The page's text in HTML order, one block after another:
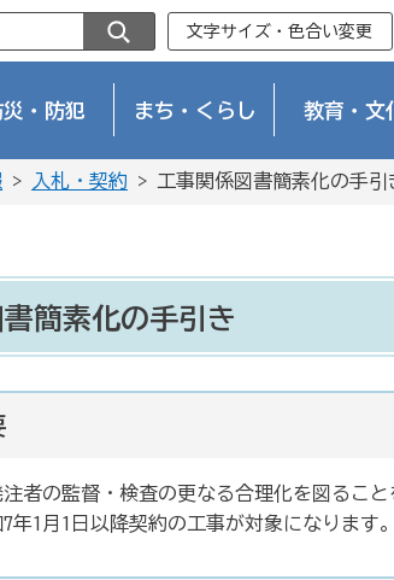
文字サイズ・色合い変更
災・防犯 まち・くらし 教育・文
> 入札・契約 > 工事関係図書簡素化の手引
簡素化の手引き
者の監督・検査の更なる合理化を図るこ
年1月1日以降契約の工事が対象になります。